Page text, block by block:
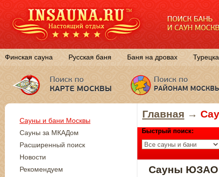
Финская сауна Русская баня Баня на дровах
Главная →
Быстрый поиск:
Сауны ЮЗАО
Сауны и бани Москвы
Сауны за МКАДом
Расширенный поиск
Новости
Рекомендуем